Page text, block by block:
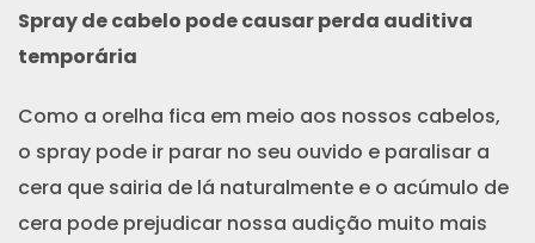
Spray de cabelo pode causar perda auditiva
temporária
Como a orelha fica em meio aos nossos cabelos,
o spray pode ir parar no seu ouvido e paralisar a
cera que sairia de lá naturalmente e o acúmulo de
cera pode prejudicar nossa audição muito mais